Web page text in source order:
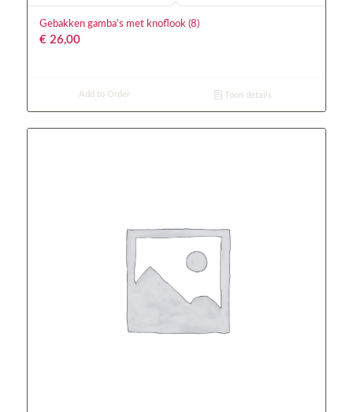
Gebakken gamba’s met knoflook (8)
€26,00
Add to Order Toon details